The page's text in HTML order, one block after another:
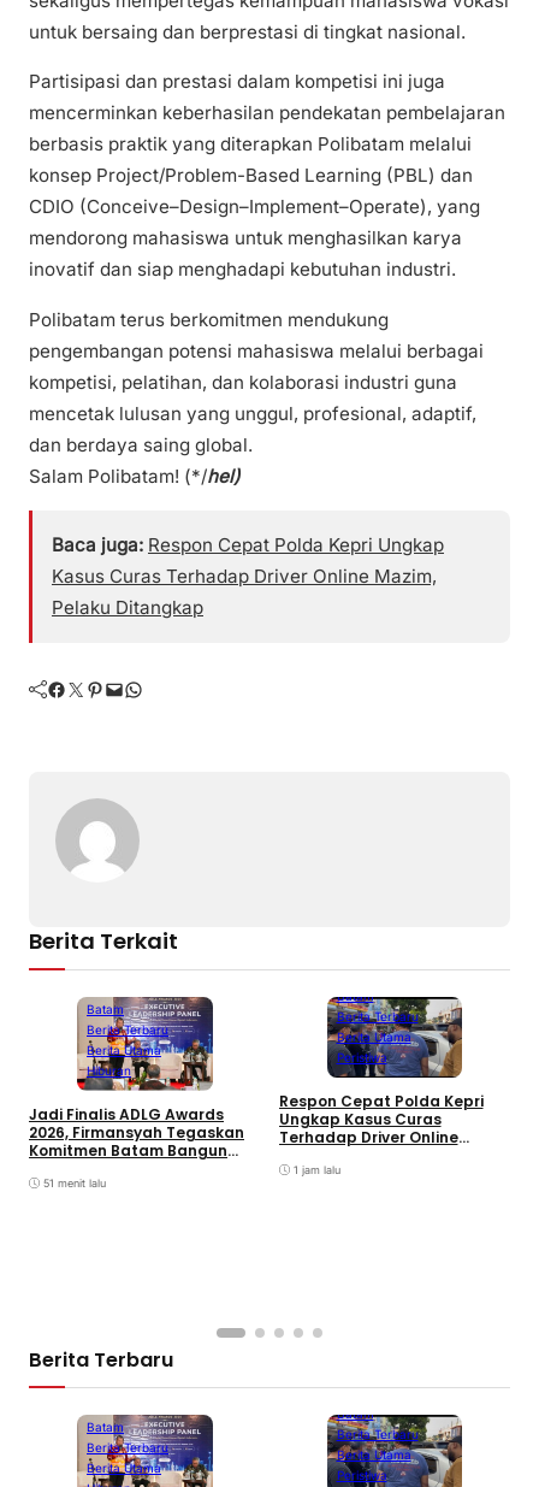
untuk bersaing dan berprestasi di tingkat nasional.
Partisipasi dan prestasi dalam kompetisi ini juga
mencerminkan keberhasilan pendekatan pembelajaran
berbasis praktik yang diterapkan Polibatam melalui
konsep Project/Problem-Based Learning (PBL) dan
CDIO (Conceive–Design–Implement–Operate), yang
mendorong mahasiswa untuk menghasilkan karya
inovatif dan siap menghadapi kebutuhan industri.
Polibatam terus berkomitmen mendukung
pengembangan potensi mahasiswa melalui berbagai
kompetisi, pelatihan, dan kolaborasi industri guna
mencetak lulusan yang unggul, profesional, adaptif,
dan berdaya saing global.
Salam Polibatam! (*/hel)
Baca juga: Respon Cepat Polda Kepri Ungkap
Kasus Curas Terhadap Driver Online Mazim,
Pelaku Ditangkap
Facebook Twitter Pinterest Mail WhatsApp
Berita Terkait
Batam
Berita Terbaru
Berita Utama
Hiburan
Jadi Finalis ADLG Awards
2026, Firmansyah Tegaskan
Komitmen Batam Bangun
51 menit lalu
Batam
Berita Terbaru
Berita Utama
Peristiwa
Respon Cepat Polda Kepri
Ungkap Kasus Curas
Terhadap Driver Online
1 jam lalu
Berita Terbaru
Batam
Berita Terbaru
Berita Utama
Batam
Berita Terbaru
Berita Utama
Peristiwa